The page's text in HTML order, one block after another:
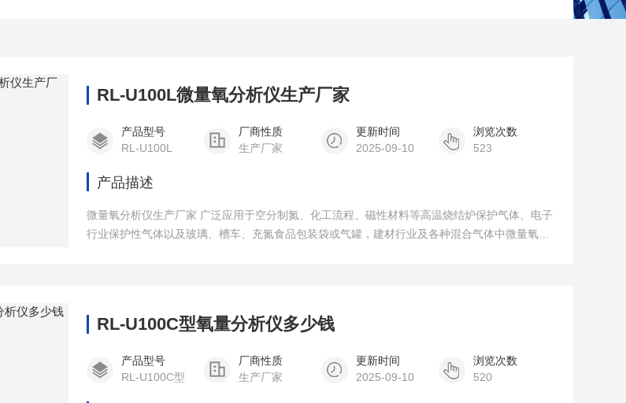
RL-U100L微量氧分析仪生产厂家
产品型号
RL-U100L
厂商性质
生产厂家
更新时间
2025-09-10
浏览次数
523
产品描述
微量氧分析仪生产厂家 广泛应用于空分制氮、化工流程、磁性材料等高温烧结炉保护气体、电子
行业保护性气体以及玻璃、槽车、充氮食品包装袋或气罐，建材行业及各种混合气体中微量氧的
RL-U100C型氧量分析仪多少钱
产品型号
RL-U100C型
厂商性质
生产厂家
更新时间
2025-09-10
浏览次数
520